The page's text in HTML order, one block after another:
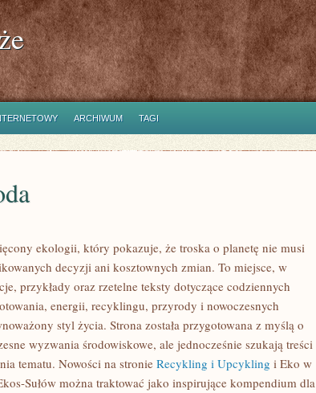
ARCHIWUM TAGI
ekologii, który pokazuje, że troska o planetę nie musi
decyzji ani kosztownych zmian. To miejsce, w
przykłady oraz rzetelne teksty dotyczące codziennych
energii, recyklingu, przyrody i nowoczesnych
styl życia. Strona została przygotowana z myślą o
wyzwania środowiskowe, ale jednocześnie szukają treści
tematu. Nowości na stronie Recykling i Upcykling i Eko w
Sułów można traktować jako inspirujące kompendium dla